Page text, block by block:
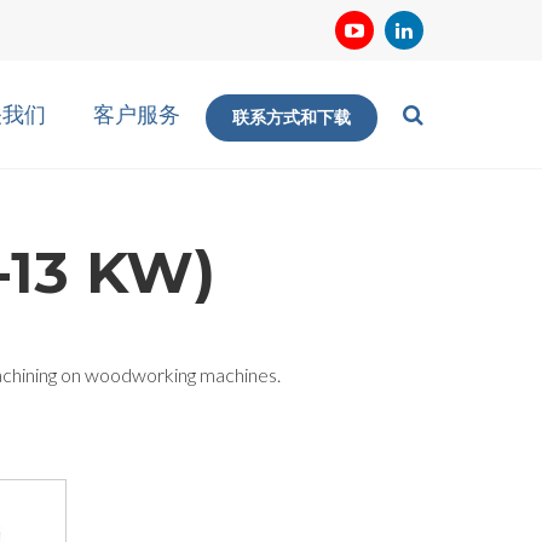
们 客户服务 联系方式和下载
KW)
on woodworking machines.